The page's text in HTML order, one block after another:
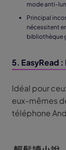
mode anti-
Principal
nécessitent
bibliothèque
5. EasyRead
Idéal pour
eux-mêmes
téléphone